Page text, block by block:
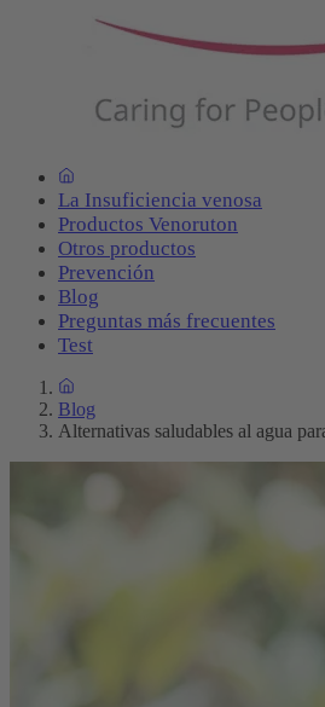
La Insuficiencia venosa
Productos Venoruton
Otros productos
Prevención
Blog
Preguntas más frecuentes
Test
Blog
Alternativas saludables al agua